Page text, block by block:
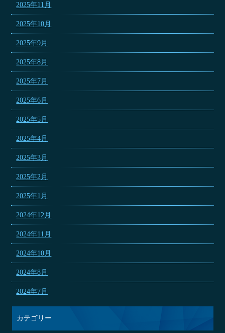
2025年11月
2025年10月
2025年9月
2025年8月
2025年7月
2025年6月
2025年5月
2025年4月
2025年3月
2025年2月
2025年1月
2024年12月
2024年11月
2024年10月
2024年8月
2024年7月
カテゴリー